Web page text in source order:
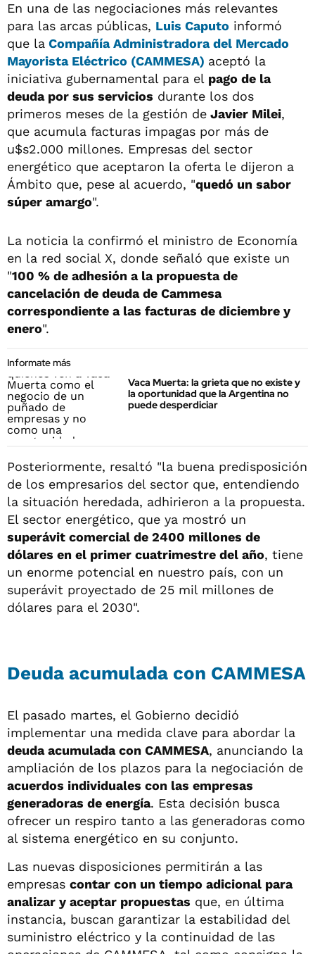
En una de las negociaciones más relevantes
para las arcas públicas, Luis Caputo informó
que la Compañía Administradora del Mercado
Mayorista Eléctrico (CAMMESA) aceptó la
iniciativa gubernamental para el pago de la
deuda por sus servicios durante los dos
primeros meses de la gestión de Javier Milei,
que acumula facturas impagas por más de
u$s2.000 millones. Empresas del sector
energético que aceptaron la oferta le dijeron a
Ámbito que, pese al acuerdo, "quedó un sabor
súper amargo".
La noticia la confirmó el ministro de Economía
en la red social X, donde señaló que existe un
"100 % de adhesión a la propuesta de
cancelación de deuda de Cammesa
correspondiente a las facturas de diciembre y
enero".
Informate más
Vaca Muerta: la grieta que no existe y
la oportunidad que la Argentina no
puede desperdiciar
Posteriormente, resaltó "la buena predisposición
de los empresarios del sector que, entendiendo
la situación heredada, adhirieron a la propuesta.
El sector energético, que ya mostró un
superávit comercial de 2400 millones de
dólares en el primer cuatrimestre del año, tiene
un enorme potencial en nuestro país, con un
superávit proyectado de 25 mil millones de
dólares para el 2030".
Deuda acumulada con CAMMESA
El pasado martes, el Gobierno decidió
implementar una medida clave para abordar la
deuda acumulada con CAMMESA, anunciando la
ampliación de los plazos para la negociación de
acuerdos individuales con las empresas
generadoras de energía. Esta decisión busca
ofrecer un respiro tanto a las generadoras como
al sistema energético en su conjunto.
Las nuevas disposiciones permitirán a las
empresas contar con un tiempo adicional para
analizar y aceptar propuestas que, en última
instancia, buscan garantizar la estabilidad del
suministro eléctrico y la continuidad de las